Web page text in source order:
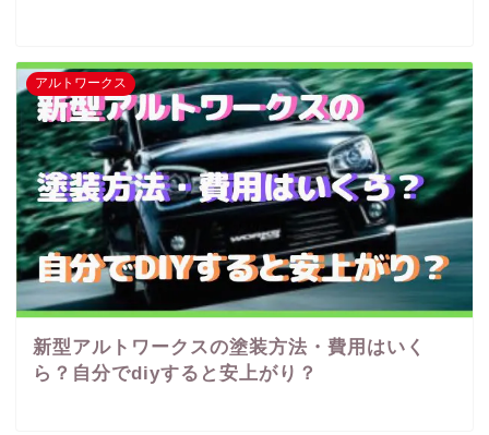
アルトワークス
新型アルトワークスの塗装方法・費用はいく
ら？自分でdiyすると安上がり？